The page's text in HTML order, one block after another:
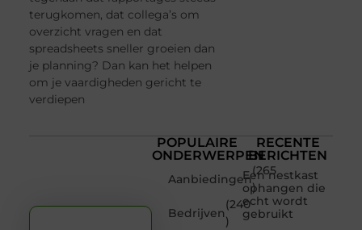
terugkomen, dat collega’s om
overzicht vragen en dat
spreadsheets sneller groeien dan
je planning? Dan kan het helpen
om je vaardigheden gericht te
verdiepen
POPULAIRE
ONDERWERPEN
Aanbiedingen
(265
)
Bedrijven
(240
)
RECENTE
BERICHTEN
Een nestkast
ophangen die
echt wordt
gebruikt